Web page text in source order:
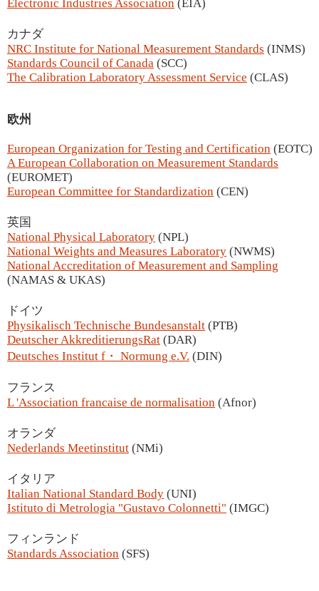
Electronic Industries Association (EIA)
カナダ
NRC Institute for National Measurement Standards (INMS)
Standards Council of Canada (SCC)
The Calibration Laboratory Assessment Service (CLAS)
欧州
European Organization for Testing and Certification (EOTC)
A European Collaboration on Measurement Standards
(EUROMET)
European Committee for Standardization (CEN)
英国
National Physical Laboratory (NPL)
National Weights and Measures Laboratory (NWMS)
National Accreditation of Measurement and Sampling
(NAMAS & UKAS)
ドイツ
Physikalisch Technische Bundesanstalt (PTB)
Deutscher AkkreditierungsRat (DAR)
Deutsches Institut f・ Normung e.V. (DIN)
フランス
L 'Association francaise de normalisation (Afnor)
オランダ
Nederlands Meetinstitut (NMi)
イタリア
Italian National Standard Body (UNI)
Istituto di Metrologia "Gustavo Colonnetti" (IMGC)
フィンランド
Standards Association (SFS)